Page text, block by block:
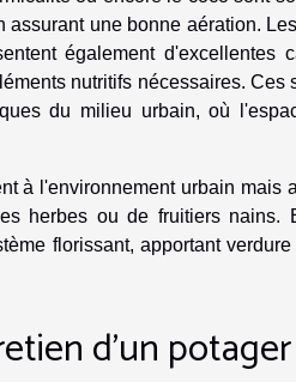
une bonne aération.
également d'excellentes
nutritifs nécessaires. Ces
du milieu urbain, où
à l'environnement urbain mais
herbes ou de fruitiers nains.
florissant, apportant
d'un